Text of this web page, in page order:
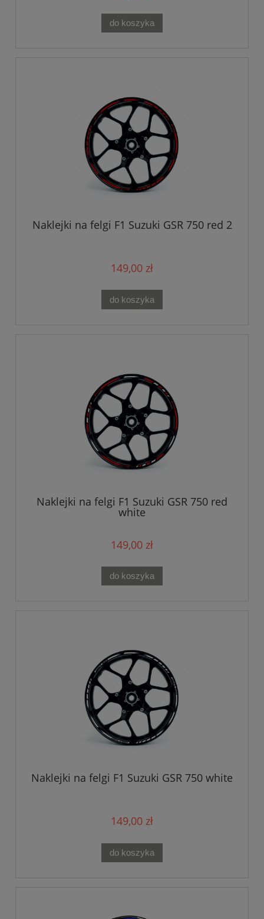
do koszyka
Naklejki na felgi F1 Suzuki GSR 750 red 2
149,00 zł
do koszyka
Naklejki na felgi F1 Suzuki GSR 750 red
white
149,00 zł
do koszyka
Naklejki na felgi F1 Suzuki GSR 750 white
149,00 zł
do koszyka